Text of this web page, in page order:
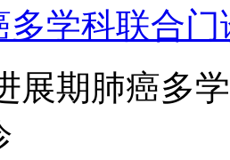
多学科联合门
展期肺癌多